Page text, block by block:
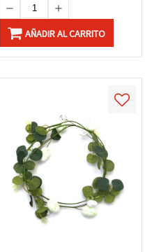
AÑADIR AL CARRITO